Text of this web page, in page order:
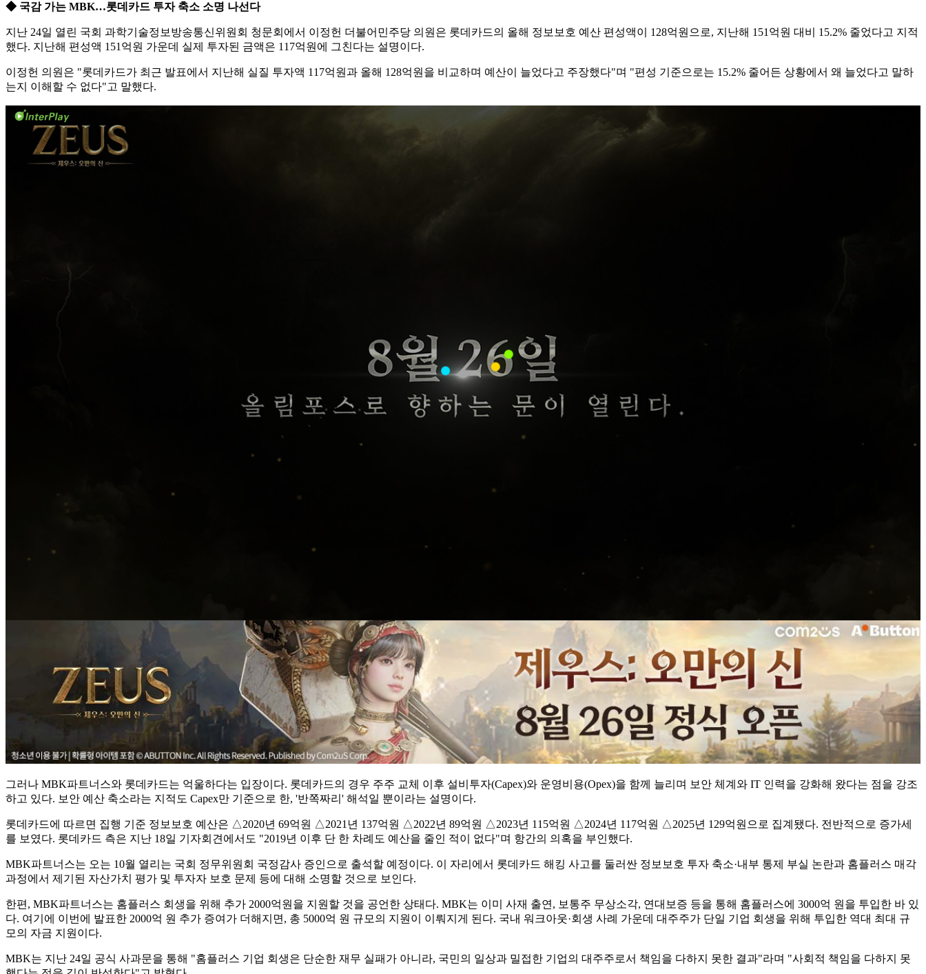
◆ 국감 가는 MBK…롯데카드 투자 축소 소명 나선다
지난 24일 열린 국회 과학기술정보방송통신위원회 청문회에서 이정헌 더불어민주당 의원은 롯데카드의 올해 정보보호 예산 편성액이 128억원으로, 지난해 151억원 대비 15.2% 줄었다고 지적
했다. 지난해 편성액 151억원 가운데 실제 투자된 금액은 117억원에 그친다는 설명이다.
이정헌 의원은 "롯데카드가 최근 발표에서 지난해 실질 투자액 117억원과 올해 128억원을 비교하며 예산이 늘었다고 주장했다"며 "편성 기준으로는 15.2% 줄어든 상황에서 왜 늘었다고 말하
는지 이해할 수 없다"고 말했다.
그러나 MBK파트너스와 롯데카드는 억울하다는 입장이다. 롯데카드의 경우 주주 교체 이후 설비투자(Capex)와 운영비용(Opex)을 함께 늘리며 보안 체계와 IT 인력을 강화해 왔다는 점을 강조
하고 있다. 보안 예산 축소라는 지적도 Capex만 기준으로 한, '반쪽짜리' 해석일 뿐이라는 설명이다.
롯데카드에 따르면 집행 기준 정보보호 예산은 △2020년 69억원 △2021년 137억원 △2022년 89억원 △2023년 115억원 △2024년 117억원 △2025년 129억원으로 집계됐다. 전반적으로 증가세
를 보였다. 롯데카드 측은 지난 18일 기자회견에서도 "2019년 이후 단 한 차례도 예산을 줄인 적이 없다"며 항간의 의혹을 부인했다.
MBK파트너스는 오는 10월 열리는 국회 정무위원회 국정감사 증인으로 출석할 예정이다. 이 자리에서 롯데카드 해킹 사고를 둘러싼 정보보호 투자 축소·내부 통제 부실 논란과 홈플러스 매각
과정에서 제기된 자산가치 평가 및 투자자 보호 문제 등에 대해 소명할 것으로 보인다.
한편, MBK파트너스는 홈플러스 회생을 위해 추가 2000억원을 지원할 것을 공언한 상태다. MBK는 이미 사재 출연, 보통주 무상소각, 연대보증 등을 통해 홈플러스에 3000억 원을 투입한 바 있
다. 여기에 이번에 발표한 2000억 원 추가 증여가 더해지면, 총 5000억 원 규모의 지원이 이뤄지게 된다. 국내 워크아웃·회생 사례 가운데 대주주가 단일 기업 회생을 위해 투입한 역대 최대 규
모의 자금 지원이다.
MBK는 지난 24일 공식 사과문을 통해 "홈플러스 기업 회생은 단순한 재무 실패가 아니라, 국민의 일상과 밀접한 기업의 대주주로서 책임을 다하지 못한 결과"라며 "사회적 책임을 다하지 못